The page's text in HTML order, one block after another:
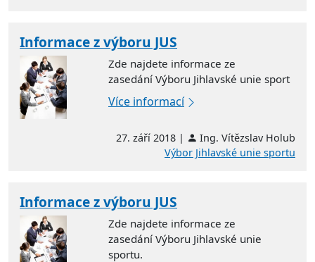
Informace z výboru JUS
Zde najdete informace ze
zasedání Výboru Jihlavské unie sport
Více informací
27. září 2018 |
Ing. Vítězslav Holub
Výbor Jihlavské unie sportu
Informace z výboru JUS
Zde najdete informace ze
zasedání Výboru Jihlavské unie
sportu.